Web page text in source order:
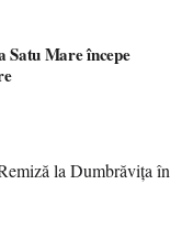
Mare începe